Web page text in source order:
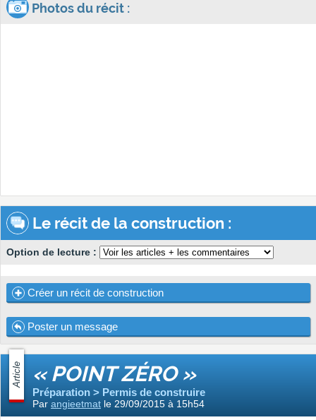
Photos du récit :
Le récit de la construction :
Option de lecture :
Créer un récit de construction
Poster un message
Article « POINT ZÉRO »
Préparation > Permis de construire
Par angieetmat le 29/09/2015 à 15h54